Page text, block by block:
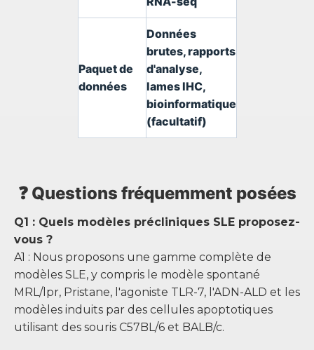
Paquet de
données
Données
brutes, rapports
d'analyse,
lames IHC,
bioinformatique
(facultatif)
❓ Questions fréquemment posées
Q1 : Quels modèles précliniques SLE proposez-
vous ?
A1 : Nous proposons une gamme complète de
modèles SLE, y compris le modèle spontané
MRL/lpr, Pristane, l'agoniste TLR-7, l'ADN-ALD et les
modèles induits par des cellules apoptotiques
utilisant des souris C57BL/6 et BALB/c.